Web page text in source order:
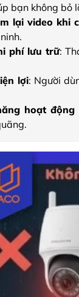
bạn không bỏ
lại video khi
phí lưu trữ:
lợi: Người
hoạt động